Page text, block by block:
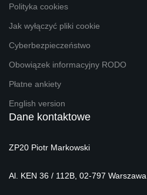
Polityka cookies
Jak wyłączyć pliki cookie
Cyberbezpieczeństwo
Obowiązek informacyjny RODO
Płatne ankiety
English version
Dane kontaktowe
ZP20 Piotr Markowski
Al. KEN 36 / 112B, 02-797 Warszawa